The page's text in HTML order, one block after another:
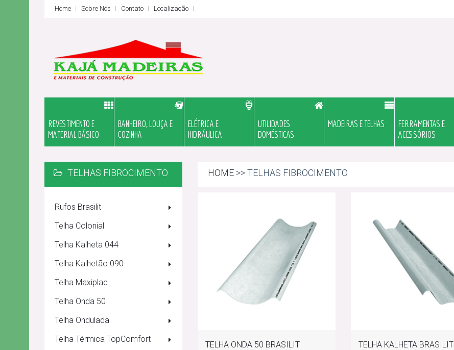
Home Sobre Nós Contato Localização
REVESTIMENTO E
MATERIAL BÁSICO
BANHEIRO, LOUÇA E
COZINHA
ELÉTRICA E
HIDRÁULICA
UTILIDADES
DOMÉSTICAS
MADEIRAS E TELHAS
FERRAMENTAS E
ACESSÓRIOS
TELHAS FIBROCIMENTO
Rufos Brasilit
Telha Colonial
Telha Kalheta 044
Telha Kalhetão 090
Telha Maxiplac
Telha Onda 50
Telha Ondulada
Telha Térmica TopComfort
HOME >> TELHAS FIBROCIMENTO
TELHA ONDA 50 BRASILIT TELHA KALHETA BRASILIT